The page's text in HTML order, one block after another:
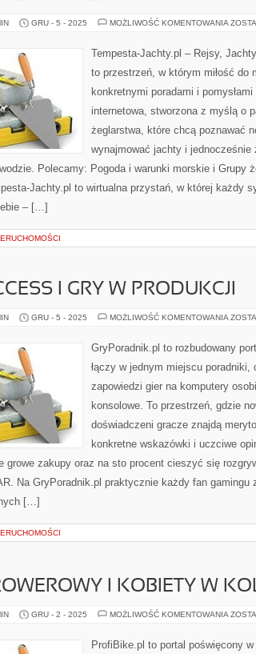
GRU - 5 - 2025 MOŻLIWOŚĆ KOMENTOWANIA
Tempesta-Jachty.pl – Rejsy,
to przestrzeń, w którym miłość do
konkretnymi poradami i
internetowa, stworzona z myślą o
żeglarstwa, które chcą poznawać
wynajmować jachty i jednocześnie
Polecamy: Pogoda i warunki morskie i Grupy
Jachty.pl to wirtualna przystań, w której każdy
– […]
I GRY W PRODUKCJI
GRU - 5 - 2025 MOŻLIWOŚĆ KOMENTOWANIA EARLY
W
GryPoradnik.pl to rozbudowany
łączy w jednym miejscu poradniki,
zapowiedzi gier na komputery
konsolowe. To przestrzeń, gdzie
doświadczeni gracze znajdą
konkretne wskazówki i uczciwe
growe zakupy oraz na sto procent cieszyć się
Na GryPoradnik.pl praktycznie każdy fan gamingu
[…]
I KOBIETY W
GRU - 2 - 2025 MOŻLIWOŚĆ KOMENTOWANIA
W
ProfiBike.pl to portal poświęcony w